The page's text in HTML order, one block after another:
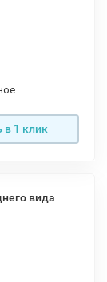
в 1 клик
вида